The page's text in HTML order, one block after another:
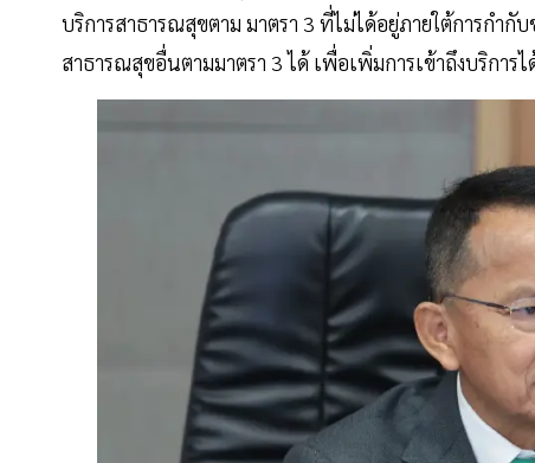
บริการสาธารณสุขตาม มาตรา 3 ที่ไม่ได้อยู่ภายใต้การกำ
สาธารณสุขอื่นตามมาตรา 3 ได้ เพื่อเพิ่มการเข้าถึงบริการไ